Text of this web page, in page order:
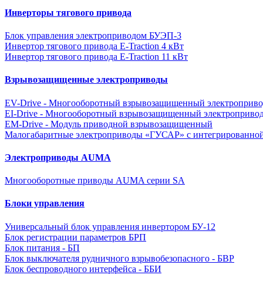
Инверторы тягового привода
Блок управления электроприводом БУЭП-3
Инвертор тягового привода E-Traction 4 кВт
Инвертор тягового привода E-Traction 11 кВт
Взрывозащищенные электроприводы
EV-Drive - Многооборотный взрывозащищенный
EI-Drive - Многооборотный взрывозащищенный
EM-Drive - Модуль приводной взрывозащищенный
Малогабаритные электроприводы «ГУСАР» с
Электроприводы AUMA
Многооборотные приводы AUMA серии SA
Блоки управления
Универсальный блок управления инвертором БУ-12
Блок регистрации параметров БРП
Блок питания - БП
Блок выключателя рудничного взрывобезопасного - БВР
Блок беспроводного интерфейса - ББИ